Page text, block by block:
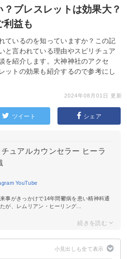
ブレスレットは効果大？
利益も
ているのを知っていますか？この記
と言われている理由やスピリチュア
を紹介します。大神神社のアクセ
ットの効果も紹介するので参考にし
2024年08月01日 更新
ツイート シェア
チュアルカウンセラー ヒーラ
YouTube
事がきっかけで14年間鬱病を患い精神科通
が、レムリアン・ヒーリング...